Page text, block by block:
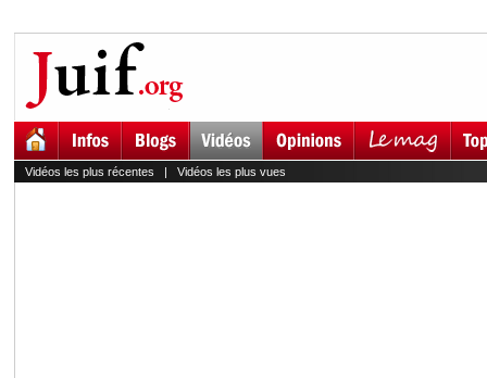
Vidéos les plus récentes | Vidéos les plus vues